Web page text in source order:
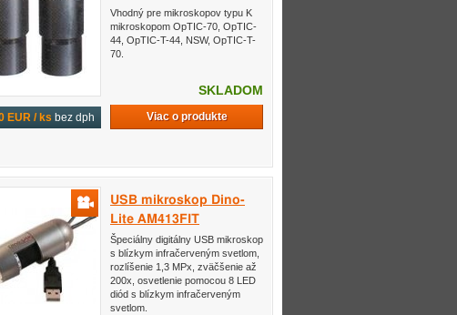
EUR / ks bez dph
Vhodný pre mikroskopov typu K
mikroskopom OpTIC-70, OpTIC-
44, OpTIC-T-44, NSW, OpTIC-T-
70.
SKLADOM
Viac o produkte
USB mikroskop Dino-
Lite AM413FIT
Špeciálny digitálny USB mikroskop
s blízkym infračerveným svetlom,
rozlíšenie 1,3 MPx, zväčšenie až
200x, osvetlenie pomocou 8 LED
diód s blízkym infračerveným
svetlom.